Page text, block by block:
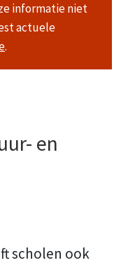
informatie niet
actuele
.
en
scholen ook